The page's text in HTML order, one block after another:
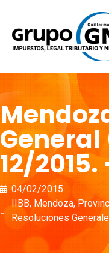
12/2015.
04/02/2015
IIBB, Mendoza,
Resoluciones